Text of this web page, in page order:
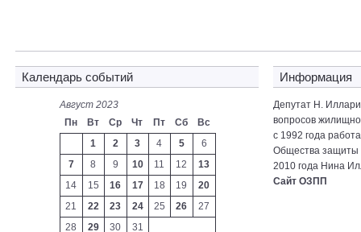
Календарь событий
Август 2023
Пн
Вт Ср Чт Пт Сб
Вс
1
2 3 4 5
6
7
8 9 10 11 12
13
14
15 16 17 18 19
20
21
22 23 24 25 26
27
28
29 30 31
Информация
Депутат Н.
вопросов
с 1992 года
Общества защиты
2010 года Нина
Сайт ОЗПП